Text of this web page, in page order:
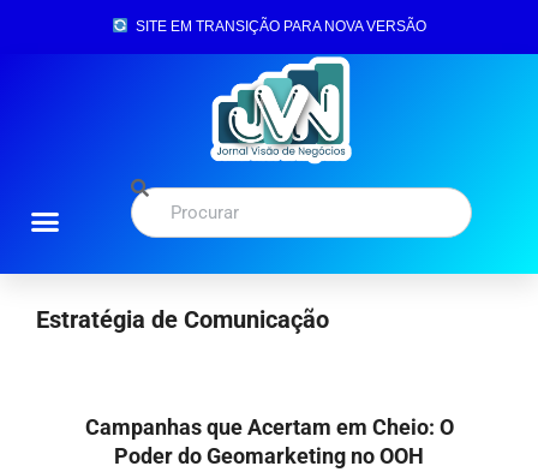
SITE EM TRANSIÇÃO PARA NOVA VERSÃO
Estratégia de Comunicação
Campanhas que Acertam em Cheio: O
Poder do Geomarketing no OOH